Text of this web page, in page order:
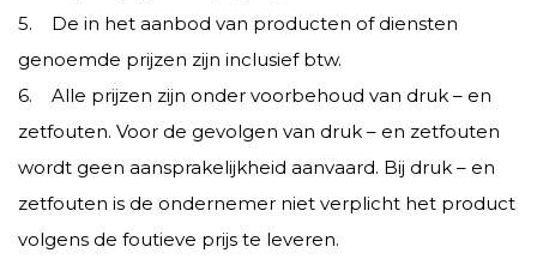
5. De in het aanbod van producten of diensten
genoemde prijzen zijn inclusief btw.
6. Alle prijzen zijn onder voorbehoud van druk – en
zetfouten. Voor de gevolgen van druk – en zetfouten
wordt geen aansprakelijkheid aanvaard. Bij druk – en
zetfouten is de ondernemer niet verplicht het product
volgens de foutieve prijs te leveren.